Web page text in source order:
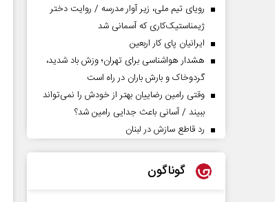
رویای تیم ملی، زیر آوار مدرسه / روایت دختر
ژیمناستیک‌کاری که آسمانی شد
ایرانیان پای کار اربعین
هشدار هواشناسی برای تهران؛ وزش باد شدید،
گردوخاک و بارش باران در راه است
وقتی رامین رضاییان بهتر از خودش را نمی‌تواند
ببیند / آسانی باعث جدایی رامین شد؟
رد قاطع سازش در لبنان
گوناگون